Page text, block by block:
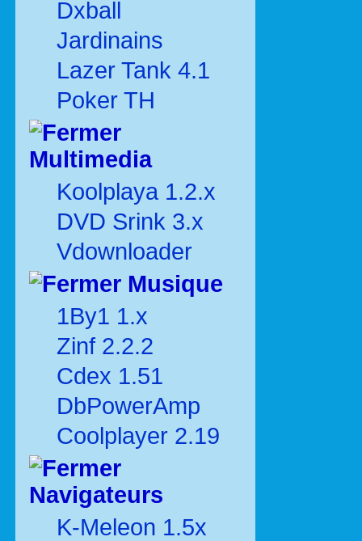
Dxball
Jardinains
Lazer Tank 4.1
Poker TH
Multimedia
Koolplaya 1.2.x
DVD Srink 3.x
Vdownloader
Musique
1By1 1.x
Zinf 2.2.2
Cdex 1.51
DbPowerAmp
Coolplayer 2.19
Navigateurs
K-Meleon 1.5x